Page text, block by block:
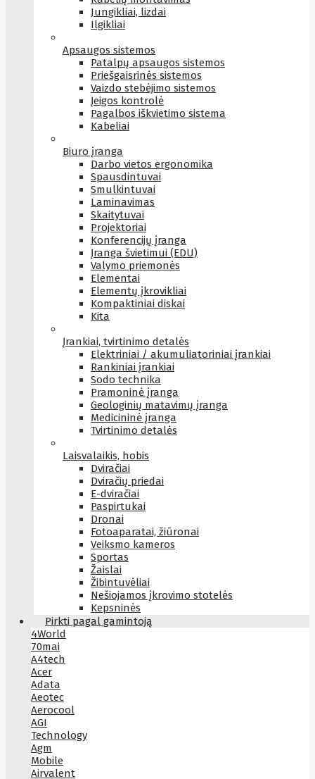
Jungikliai, lizdai
Ilgikliai
Apsaugos sistemos
Patalpų apsaugos sistemos
Priešgaisrinės sistemos
Vaizdo stebėjimo sistemos
Įeigos kontrolė
Pagalbos iškvietimo sistema
Kabeliai
Biuro įranga
Darbo vietos ergonomika
Spausdintuvai
Smulkintuvai
Laminavimas
Skaitytuvai
Projektoriai
Konferencijų įranga
Įranga švietimui (EDU)
Valymo priemonės
Elementai
Elementų įkrovikliai
Kompaktiniai diskai
Kita
Įrankiai, tvirtinimo detalės
Elektriniai / akumuliatoriniai įrankiai
Rankiniai įrankiai
Sodo technika
Pramoninė įranga
Geologinių matavimų įranga
Medicininė įranga
Tvirtinimo detalės
Laisvalaikis, hobis
Dviračiai
Dviračių priedai
E-dviračiai
Paspirtukai
Dronai
Fotoaparatai, žiūronai
Veiksmo kameros
Sportas
Žaislai
Žibintuvėliai
Nešiojamos įkrovimo stotelės
Kepsninės
Pirkti pagal gamintoją
4World
70mai
A4tech
Acer
Adata
Aeotec
Aerocool
AGI
Technology
Agm
Mobile
Airvalent